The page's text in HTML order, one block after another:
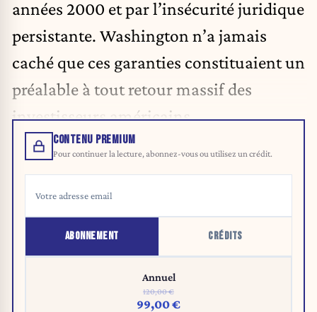
années 2000 et par l’insécurité juridique
persistante. Washington n’a jamais
caché que ces garanties constituaient un
préalable à tout retour massif des
investisseurs américains.
CONTENU PREMIUM
Pour continuer la lecture, abonnez-vous ou utilisez un crédit.
ABONNEMENT CRÉDITS
Annuel
120,00 €
99,00 €